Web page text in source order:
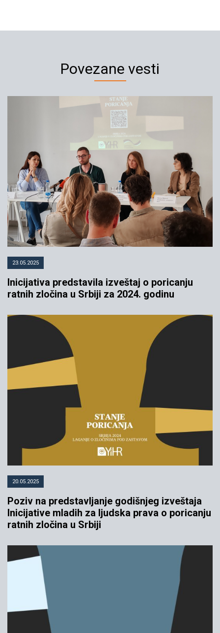
Ministarstvo za pomirenje da
osudi prakse poricanja ratnih
zločina
13.10.2024 YIHR
Povezane vesti
23.05.2025
Inicijativa predstavila izveštaj o poricanju
ratnih zločina u Srbiji za 2024. godinu
20.05.2025
Poziv na predstavljanje godišnjeg izveštaja
Inicijative mladih za ljudska prava o poricanju
ratnih zločina u Srbiji